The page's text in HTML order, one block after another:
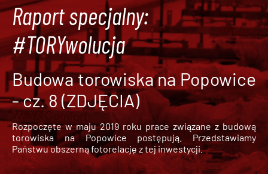
Raport specjalny:
#TORYwolucja
Budowa torowiska na Popowice
- cz. 8 (ZDJĘCIA)
Rozpoczęte w maju 2019 roku prace związane z budową
torowiska na Popowice
postępują. Przedstawiamy
Państwu obszerną fotorelację z tej inwestycji.